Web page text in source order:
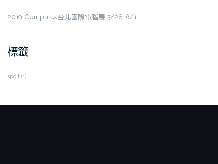
2019 Computex台北國際電腦展 5/28-6/1
標籤
sport (1)